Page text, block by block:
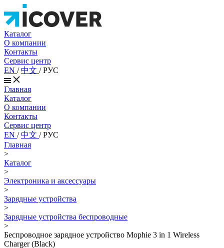
Каталог
О компании
Контакты
Сервис центр
EN /中文 /РУС
Главная
Каталог
О компании
Контакты
Сервис центр
EN /中文 /РУС
Главная
>
Каталог
>
Электроника и аксессуары
>
Зарядные устройства
>
Зарядные устройства беспроводные
>
Беспроводное зарядное устройство Mophie 3 in 1 Wireless
Charger (Black)